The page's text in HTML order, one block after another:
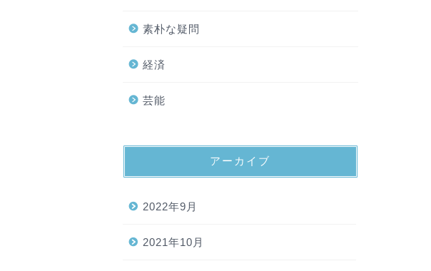
素朴な疑問
経済
芸能
アーカイブ
2022年9月
2021年10月